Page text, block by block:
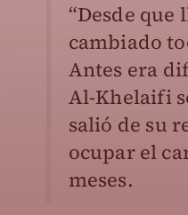
“Desde que
cambiado
Antes era
Al-Khelaifi
salió de su
ocupar el
meses.